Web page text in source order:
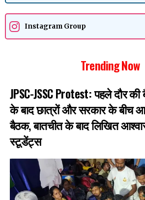
Instagram Group
Trending Now
JPSC-JSSC Protest: पहले दौर
के बाद छात्रों और सरकार के बीच
बैठक, बातचीत के बाद लिखित
स्टूडेंट्स